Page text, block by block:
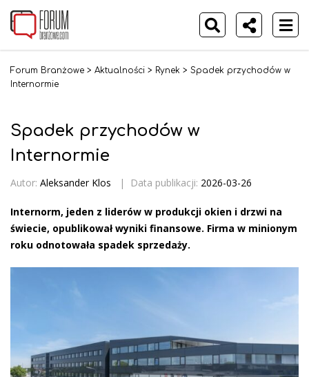
Forum Branżowe > Aktualności > Rynek > Spadek przychodów w
Internormie
Spadek przychodów w
Internormie
Autor: Aleksander Klos | Data publikacji: 2026-03-26
Internorm, jeden z liderów w produkcji okien i drzwi na
świecie, opublikował wyniki finansowe. Firma w minionym
roku odnotowała spadek sprzedaży.